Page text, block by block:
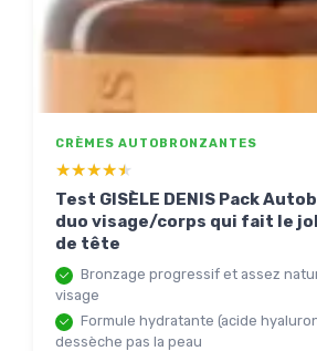
CRÈMES AUTOBRONZANTES
★★★★★
★★★★★
Test GISÈLE DENIS Pack
duo visage/corps qui fait le
de tête
Bronzage progressif et assez
visage
Formule hydratante (acide
dessèche pas la peau